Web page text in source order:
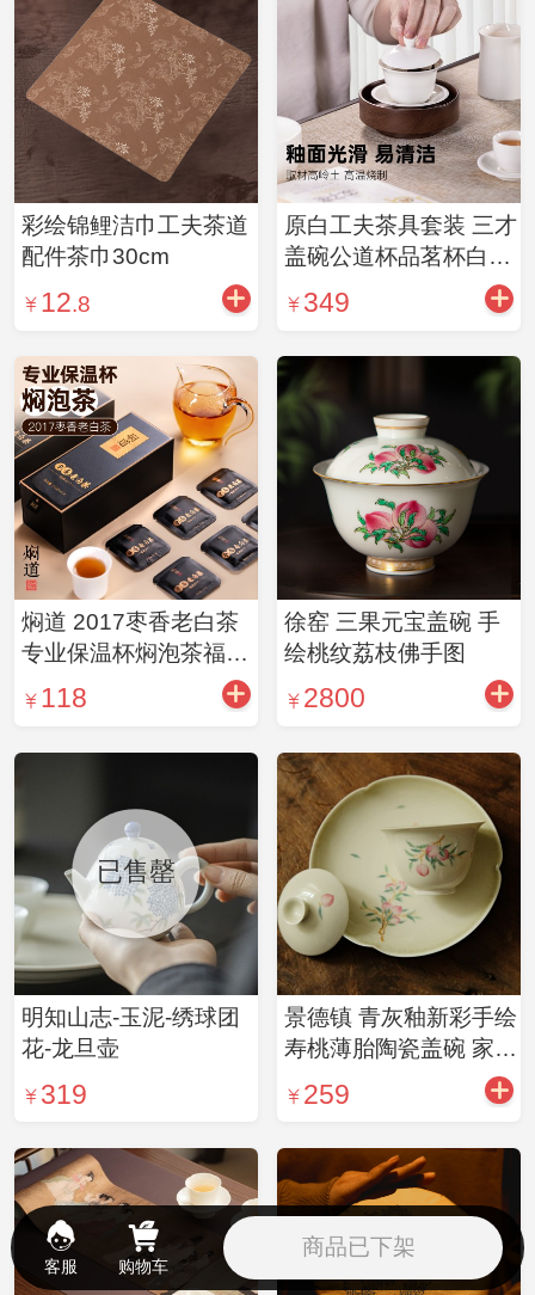
彩绘锦鲤洁巾工夫茶道
配件茶巾30cm
12.8
原白工夫茶具套装 三才
盖碗公道杯品茗杯白瓷
茶叶罐原白公道杯茶具
组合
349
焖道 2017枣香老白茶
专业保温杯焖泡茶福鼎
春季一级原料天然枣香
118
徐窑 三果元宝盖碗 手
绘桃纹荔枝佛手图
2800
已售罄
明知山志-玉泥-绣球团
花-龙旦壶
319
景德镇 青灰釉新彩手绘
寿桃薄胎陶瓷盖碗 家用
中式典雅泡茶壶承（2
款可选）
259
客服 购物车
商品已下架